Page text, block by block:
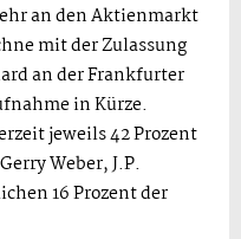
an den Aktienmarkt
mit der Zulassung
an der Frankfurter
in Kürze.
jeweils 42 Prozent
Weber, J.P.
16 Prozent der